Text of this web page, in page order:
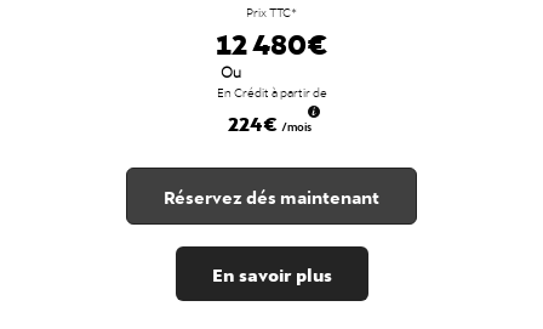
Prix TTC*
12 480€
Ou
En Crédit à partir de
224€ /mois
Réservez dés maintenant
En savoir plus